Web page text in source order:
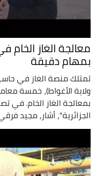
بمهام دقيقة
ولاية الأغواط)، خمسة
بمعالجة الغاز الخام. في
الجزائرية"، أشار، مجيد فرقي،